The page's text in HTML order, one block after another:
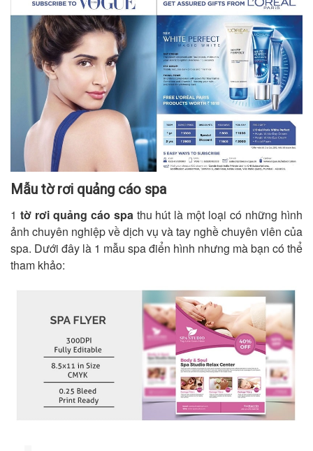
Mẫu tờ rơi quảng cáo spa
1 tờ rơi quảng cáo spathu hút là một loại có những hình
ảnh chuyên nghiệp về dịch vụ và tay nghề chuyên viên của
spa. Dưới đây là 1 mẫu spa điển hình nhưng mà bạn có thể
tham khảo: